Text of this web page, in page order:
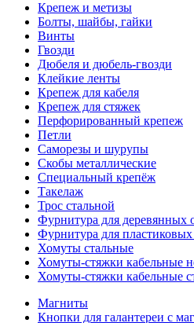
Крепеж и метизы
Болты, шайбы, гайки
Винты
Гвозди
Дюбеля и дюбель-гвозди
Клейкие ленты
Крепеж для кабеля
Крепеж для стяжек
Перфорированный крепеж
Петли
Саморезы и шурупы
Скобы металлические
Специальный крепёж
Такелаж
Трос стальной
Фурнитура для деревянных
Фурнитура для
Хомуты стальные
Хомуты-стяжки кабельные
Хомуты-стяжки кабельные
Магниты
Кнопки для галантереи с